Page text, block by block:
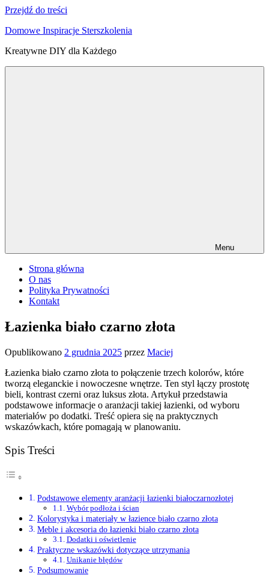
Przejdź do treści
Domowe Inspiracje Sterszkolenia
Kreatywne DIY dla Każdego
Menu
Strona główna
O nas
Polityka Prywatności
Kontakt
Łazienka biało czarno złota
Opublikowano 2 grudnia 2025 przez Maciej
Łazienka biało czarno złota to połączenie trzech kolorów, które
tworzą eleganckie i nowoczesne wnętrze. Ten styl łączy prostotę
bieli, kontrast czerni oraz luksus złota. Artykuł przedstawia
podstawowe informacje o aranżacji takiej łazienki, od wyboru
materiałów po dodatki. Treść opiera się na praktycznych
wskazówkach, które pomagają w planowaniu.
Spis Treści
Podstawowe elementy aranżacji łazienki białoczarnozłotej
Wybór podłoża i ścian
Kolorystyka i materiały w łazience biało czarno złota
Meble i akcesoria do łazienki biało czarno złota
Dodatki i oświetlenie
Praktyczne wskazówki dotyczące utrzymania
Unikanie błędów
Podsumowanie